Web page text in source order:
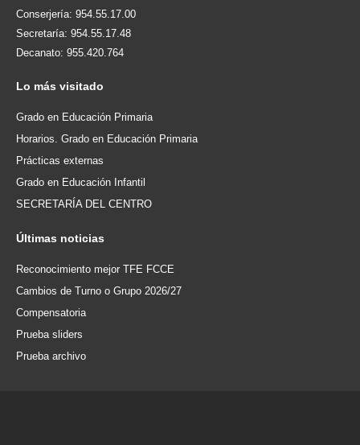
Conserjería: 954.55.17.00
Secretaría: 954.55.17.48
Decanato: 955.420.764
Lo más visitado
Grado en Educación Primaria
Horarios. Grado en Educación Primaria
Prácticas externas
Grado en Educación Infantil
SECRETARÍA DEL CENTRO
Últimas noticias
Reconocimiento mejor TFE FCCE
Cambios de Turno o Grupo 2026/27
Compensatoria
Prueba sliders
Prueba archivo